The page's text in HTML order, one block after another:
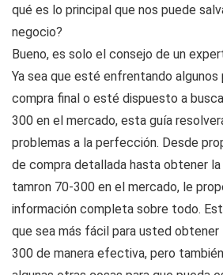
qué es lo principal que nos puede
negocio?
Bueno, es solo el consejo de un
Ya sea que esté enfrentando algunos
compra final o esté dispuesto a
300 en el mercado, esta guía
problemas a la perfección. Desde
de compra detallada hasta obtener
tamron 70-300 en el mercado, le
información completa sobre todo.
que sea más fácil para usted obtener
300 de manera efectiva, pero